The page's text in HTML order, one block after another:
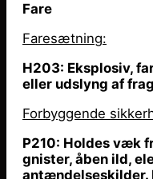
Fare
Faresætning:
H203: Eksplosiv,
eller udslyng af
Forbyggende
P210: Holdes væk
gnister, åben ild,
antændelseskilder.